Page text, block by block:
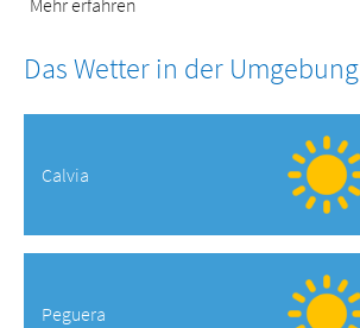
Mehr erfahren
Das Wetter in der Umgebung
Calvia
Peguera